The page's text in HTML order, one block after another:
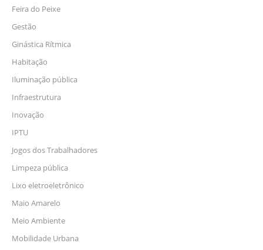
Feira do Peixe
Gestão
Ginástica Rítmica
Habitação
Iluminação pública
Infraestrutura
Inovação
IPTU
Jogos dos Trabalhadores
Limpeza pública
Lixo eletroeletrônico
Maio Amarelo
Meio Ambiente
Mobilidade Urbana